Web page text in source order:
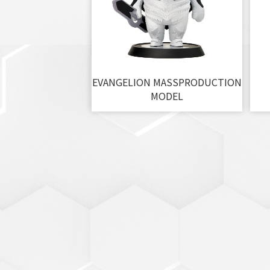
EVANGELION MASSPRODUCTION
MODEL